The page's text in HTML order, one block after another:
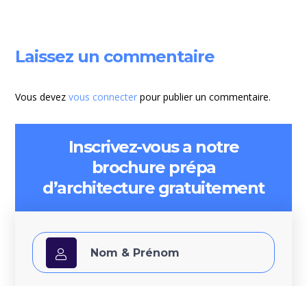
Laissez un commentaire
Vous devezvous connecter pour publier un commentaire.
Inscrivez-vous a notre
brochure prépa
d’architecture gratuitement